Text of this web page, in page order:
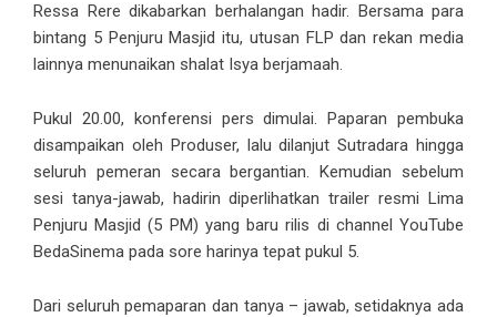
Ressa Rere dikabarkan berhalangan hadir. Bersama para
bintang 5 Penjuru Masjid itu, utusan FLP dan rekan media
lainnya menunaikan shalat Isya berjamaah.
Pukul 20.00, konferensi pers dimulai. Paparan pembuka
disampaikan oleh Produser, lalu dilanjut Sutradara hingga
seluruh pemeran secara bergantian. Kemudian sebelum
sesi tanya-jawab, hadirin diperlihatkan trailer resmi Lima
Penjuru Masjid (5 PM) yang baru rilis di channel YouTube
BedaSinema pada sore harinya tepat pukul 5.
Dari seluruh pemaparan dan tanya – jawab, setidaknya ada